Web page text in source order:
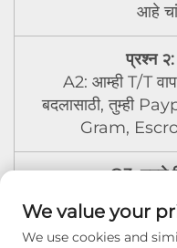
आहे
प्रश्न २:
A2: आम्ही T/T
बदलासाठी, तुम्ही
Gram,
Q3: तुमचे
A3: नमुना ३-५
आहे. थेट ऑर्डर
We value your
We use cookies and